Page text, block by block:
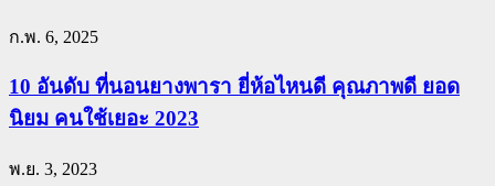
ก.พ. 6, 2025
10 อันดับ ที่นอนยางพารา ยี่ห้อไหนดี คุณภาพดี ยอด
นิยม คนใช้เยอะ 2023
พ.ย. 3, 2023